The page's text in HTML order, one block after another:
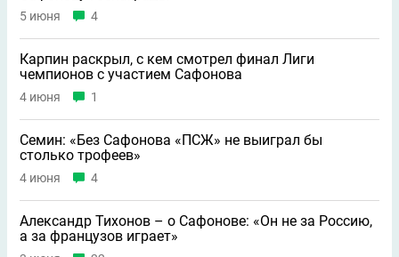
5 июня 4
Карпин раскрыл, с кем смотрел финал Лиги
чемпионов с участием Сафонова
4 июня 1
Семин: «Без Сафонова «ПСЖ» не выиграл бы
столько трофеев»
4 июня 4
Александр Тихонов – о Сафонове: «Он не за Россию,
а за французов играет»